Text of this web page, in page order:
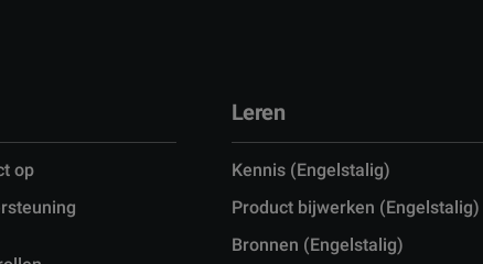
op
Leren
Kennis (Engelstalig)
Product bijwerken (Engelstalig)
Bronnen (Engelstalig)